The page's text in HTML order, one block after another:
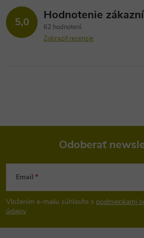
5,0 Hodnotenie
62 hodnotení
Zobraziť recenzie
Z
á
p
Odoberať
Email
Vložením e-mailu súhlasíte s podmienkami
údajov